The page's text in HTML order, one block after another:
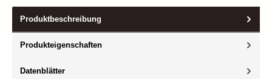
Produktbeschreibung
Produkteigenschaften
Datenblätter